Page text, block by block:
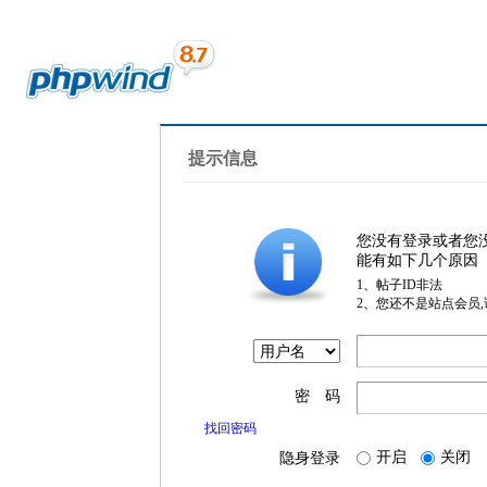
提示信息
您没有登录或者您
能有如下几个原因
1、帖子ID非法
2、您还不是站点会员
密 码
找回密码
隐身登录 开启 关闭